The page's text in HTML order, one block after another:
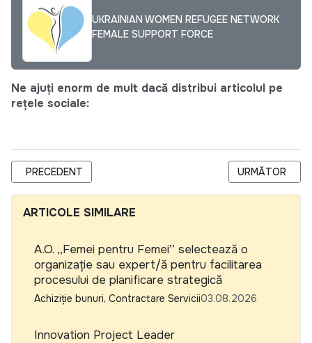
UKRAINIAN WOMEN REFUGEE NETWORK
FEMALE SUPPORT FORCE
Ne ajuți enorm de mult dacă distribui articolul pe
rețele sociale:
ARTICOL PRECEDENT: TENDER NO. 7000009609 -
PRECEDENT ARTICOLUL
URMĂTOR
ARTICOLE SIMILARE
A.O. ,,Femei pentru Femei’’ selectează o
organizație sau expert/ă pentru facilitarea
procesului de planificare strategică
Achiziție bunuri, Contractare Servicii03.08.2026
Innovation Project Leader